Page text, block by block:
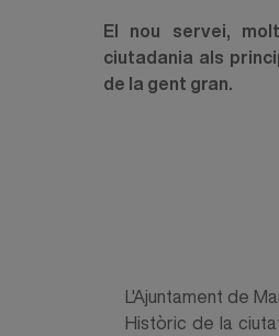
El nou servei,
ciutadania als
de la gent gran.
L'Ajuntament de
Històric de la